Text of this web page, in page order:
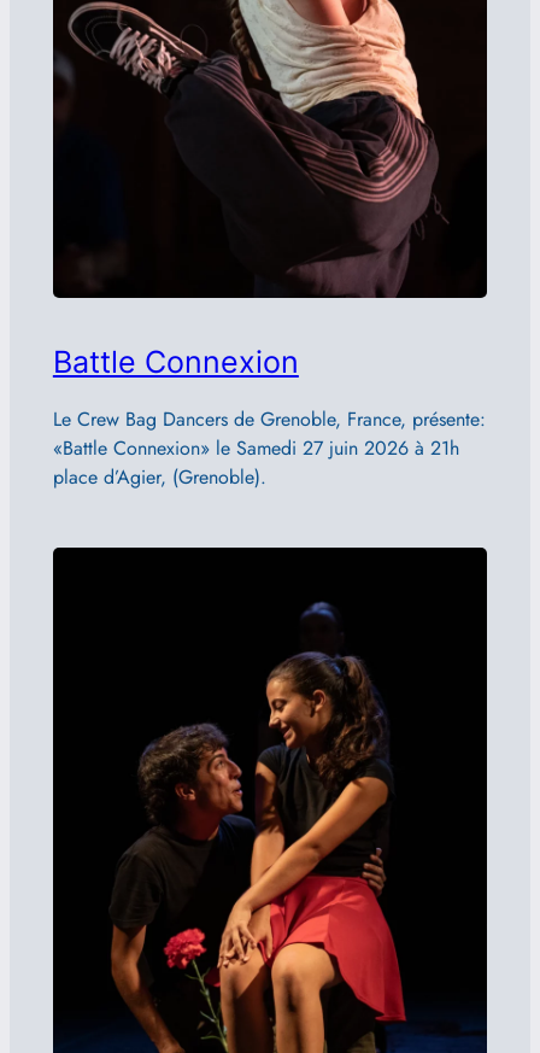
Battle Connexion
Le Crew Bag Dancers de Grenoble, France, présente:
«Battle Connexion» le Samedi 27 juin 2026 à 21h
place d’Agier, (Grenoble).